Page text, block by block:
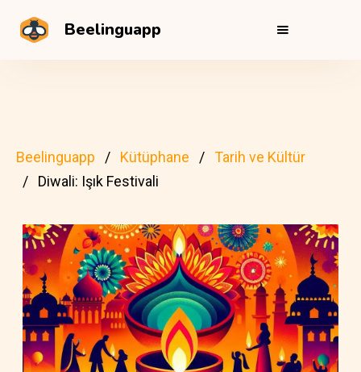
Beelinguapp
Beelinguapp Kütüphane
Tarih ve Kültür
Diwali: Işık Festivali